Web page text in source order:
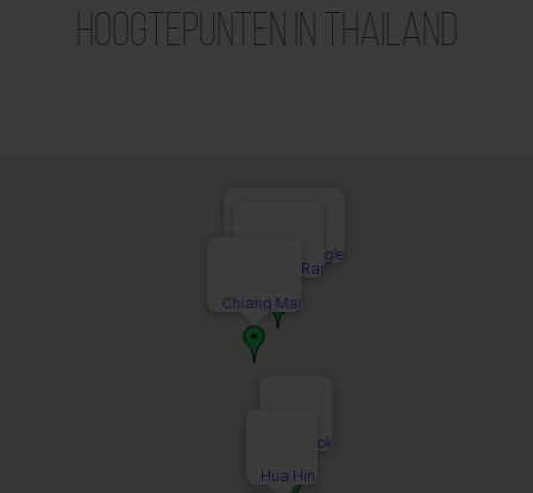
Hoogtepunten in Thailand
Bangkok
Hua Hin
Chiang Mai
Chiang Rai
Golden Triangle